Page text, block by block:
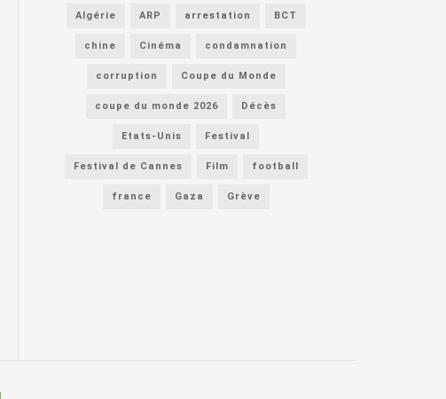
Algérie ARP arrestation BCT
chine Cinéma condamnation
corruption Coupe du Monde
coupe du monde 2026 Décès
Etats-Unis Festival
Festival de Cannes Film football
france Gaza Grève